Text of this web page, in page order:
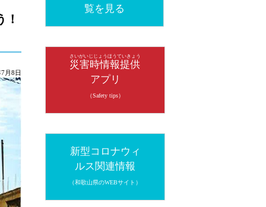
月8日
覧を見る
災害時情報提供
さいがいじじょうほうていきょう
アプリ
（Safety tips）
新型コロナウィ
ルス関連情報
（和歌山県のWEBサイト）